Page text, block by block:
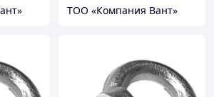
ТОО «Компания Вант»